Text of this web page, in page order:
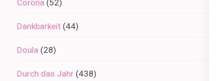
Corona (52)
Dankbarkeit (44)
Doula (28)
Durch das Jahr (438)